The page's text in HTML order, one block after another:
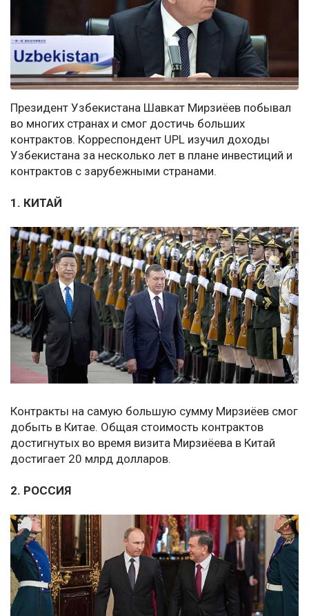
Президент Узбекистана Шавкат Мирзиёев побывал
во многих странах и смог достичь больших
контрактов. Корреспондент UPL изучил доходы
Узбекистана за несколько лет в плане инвестиций и
контрактов с зарубежными странами.
1. КИТАЙ
Контракты на самую большую сумму Мирзиёев смог
добыть в Китае. Общая стоимость контрактов
достигнутых во время визита Мирзиёева в Китай
достигает 20 млрд долларов.
2. РОССИЯ